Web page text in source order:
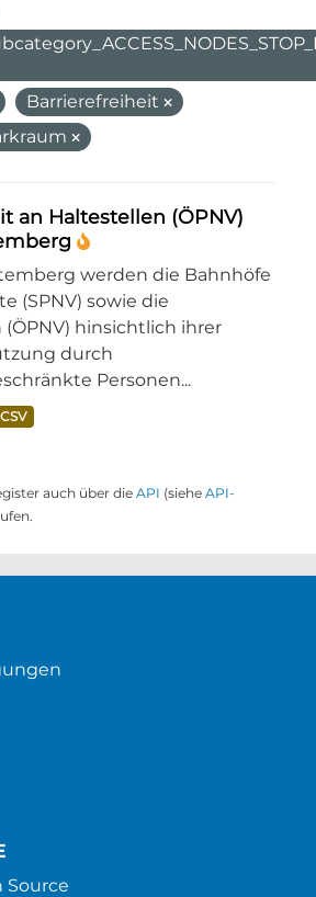
Barrierefreiheit
an Haltestellen (ÖPNV)
werden die Bahnhöfe
(SPNV) sowie die
hinsichtlich ihrer
durch
Personen...
CSV
auch über die API (siehe API-
Source